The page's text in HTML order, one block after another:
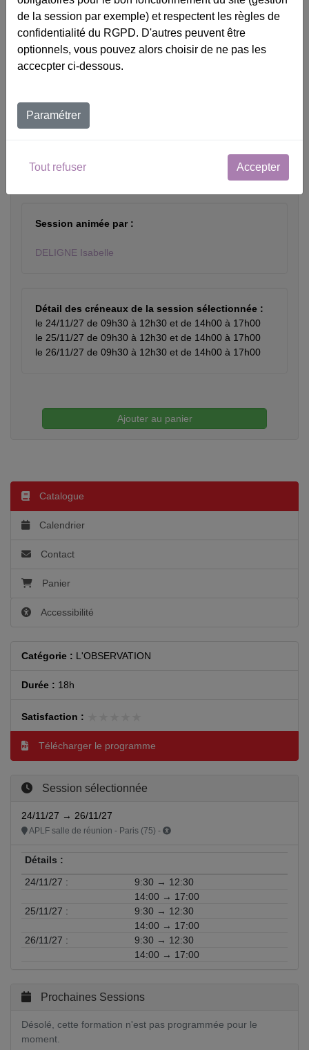
Choix de la session
du 24/11/27 au 26/11/27 - APLF salle de réunion - Paris (75) -
660 €Net de taxe
Session animée par :
DELIGNE Isabelle
Détail des créneaux de la session sélectionnée :
le 24/11/27 de 09h30 à 12h30 et de 14h00 à 17h00
le 25/11/27 de 09h30 à 12h30 et de 14h00 à 17h00
le 26/11/27 de 09h30 à 12h30 et de 14h00 à 17h00
Ajouter au panier
Catalogue
Calendrier
Contact
Panier
Accessibilité
Catégorie : L'OBSERVATION
Durée : 18h
Satisfaction :
Télécharger le programme
Session sélectionnée
24/11/27 → 26/11/27
APLF salle de réunion - Paris (75) -
Détails :
24/11/27 :
9:30 → 12:30
14:00 → 17:00
25/11/27 :
9:30 → 12:30
14:00 → 17:00
26/11/27 :
9:30 → 12:30
14:00 → 17:00
Prochaines Sessions
Désolé, cette formation n'est pas programmée pour le
moment.
de la session par exemple) et respectent les règles de
confidentialité du RGPD. D'autres peuvent être
optionnels, vous pouvez alors choisir de ne pas les
accecpter ci-dessous.
Paramétrer
Tout refuser Accepter